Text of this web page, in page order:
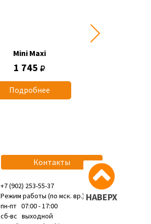
Mini Maxi
1 745
Подробнее
НАВЕРХ
Контакты
+7 (902) 253-55-37
Режим работы (по мск. вр.):
пн-пт 07:00 - 17:00
сб-вс выходной